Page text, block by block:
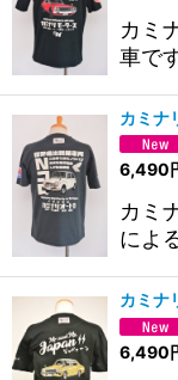
カミ
車で
カミナ
6,490
カミ
によ
カミナ
6,490